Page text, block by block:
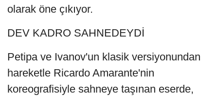
olarak öne çıkıyor.
DEV KADRO SAHNEDEYDİ
Petipa ve Ivanov'un klasik versiyonundan
hareketle Ricardo Amarante'nin
koreografisiyle sahneye taşınan eserde,